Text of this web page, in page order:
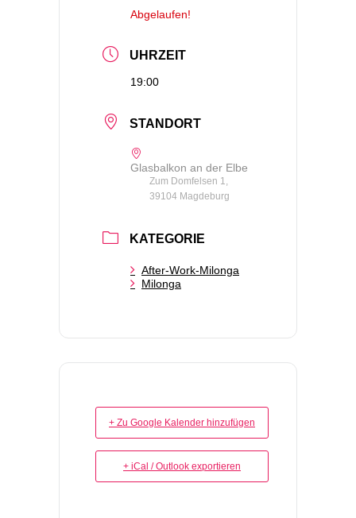
Abgelaufen!
UHRZEIT
19:00
STANDORT
Glasbalkon an der Elbe
Zum Domfelsen 1,
39104 Magdeburg
KATEGORIE
After-Work-Milonga
Milonga
+ Zu Google Kalender hinzufügen
+ iCal / Outlook exportieren